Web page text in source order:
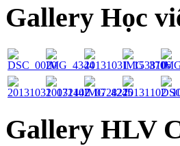
Gallery Học
Gallery HLV